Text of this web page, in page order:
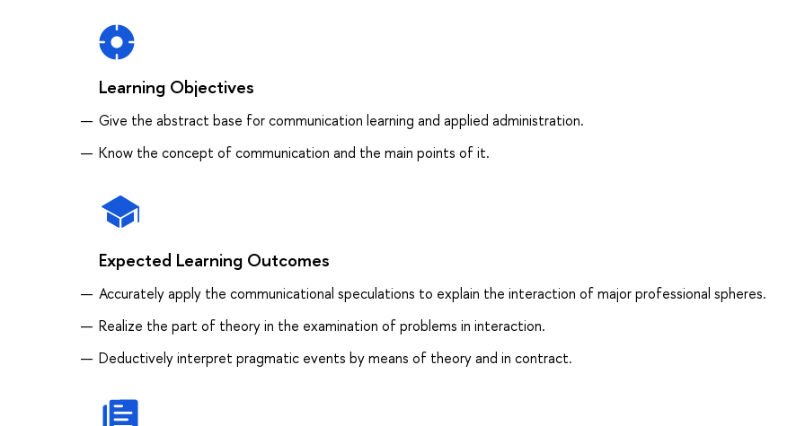
Learning Objectives
Give the abstract base for communication learning and applied administration.
Know the concept of communication and the main points of it.
Expected Learning Outcomes
Accurately apply the communicational speculations to explain the interaction of major professional spheres.
Realize the part of theory in the examination of problems in interaction.
Deductively interpret pragmatic events by means of theory and in contract.